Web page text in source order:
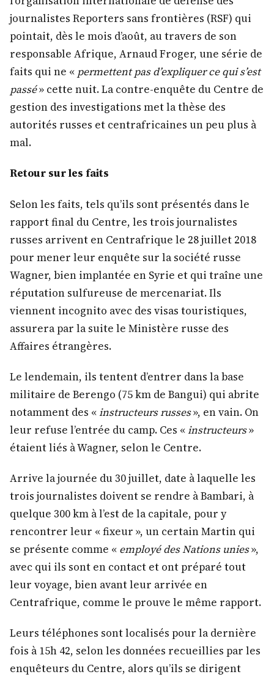
journalistes Reporters sans frontières (RSF) qui
pointait, dès le mois d’août, au travers de son
responsable Afrique, Arnaud Froger, une série de
faits qui ne « permettent pas d’expliquer ce qui s’est
passé» cette nuit. La contre-enquête du Centre de
gestion des investigations met la thèse des
autorités russes et centrafricaines un peu plus à
mal.
Retour sur les faits
Selon les faits, tels qu’ils sont présentés dans le
rapport final du Centre, les trois journalistes
russes arrivent en Centrafrique le 28 juillet 2018
pour mener leur enquête sur la société russe
Wagner, bien implantée en Syrie et qui traîne une
réputation sulfureuse de mercenariat. Ils
viennent incognito avec des visas touristiques,
assurera par la suite le Ministère russe des
Affaires étrangères.
Le lendemain, ils tentent d’entrer dans la base
militaire de Berengo (75 km de Bangui) qui abrite
notamment des «instructeurs russes», en vain. On
leur refuse l’entrée du camp. Ces «instructeurs»
étaient liés à Wagner, selon le Centre.
Arrive la journée du 30 juillet, date à laquelle les
trois journalistes doivent se rendre à Bambari, à
quelque 300 km à l’est de la capitale, pour y
rencontrer leur « fixeur », un certain Martin qui
se présente comme « employé des Nations unies»,
avec qui ils sont en contact et ont préparé tout
leur voyage, bien avant leur arrivée en
Centrafrique, comme le prouve le même rapport.
Leurs téléphones sont localisés pour la dernière
fois à 15h 42, selon les données recueillies par les
enquêteurs du Centre, alors qu’ils se dirigent